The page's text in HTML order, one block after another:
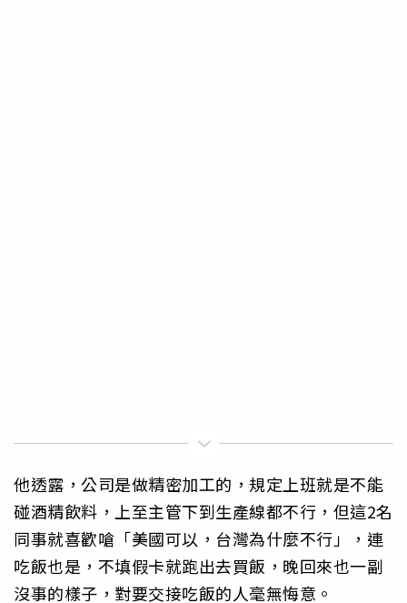
他透露，公司是做精密加工的，規定上班就是不能
碰酒精飲料，上至主管下到生產線都不行，但這2名
同事就喜歡嗆「美國可以，台灣為什麼不行」，連
吃飯也是，不填假卡就跑出去買飯，晚回來也一副
沒事的樣子，對要交接吃飯的人毫無悔意。